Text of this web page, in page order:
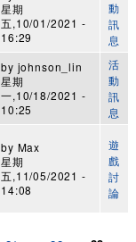
星期
五,10/01/2021 -
16:29
動
訊
息
by johnson_lin
星期
一,10/18/2021 -
10:25
活
動
訊
息
by Max
星期
五,11/05/2021 -
14:08
遊
戲
討
論